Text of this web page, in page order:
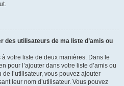
des utilisateurs de ma liste d’amis ou
votre liste de deux manières. Dans le
pour l’ajouter dans votre liste d’amis ou
l’utilisateur, vous pouvez ajouter
leur nom d’utilisateur. Vous pouvez